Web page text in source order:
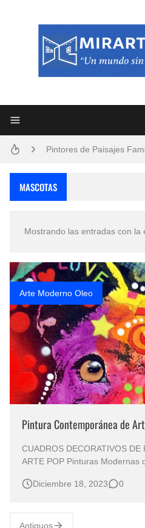
Pintores de Paisajes
San Valentín Dibujos a
Que significan los
El mundo del arte en
MASCOTAS
Mostrando las entradas con la
Arte Moderno Oleo
Pintura Contemporánea de
CUADROS DECORATIVOS DE
ARTE POP Pinturas Modernas de Cuadros Coloridos de
Unidos LIENZOS MODERNOS Y DECORATIVOS
Diciembre 18, 2023 0
Antiguos